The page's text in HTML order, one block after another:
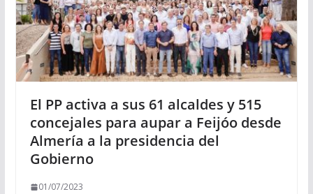
El PP activa a sus 61 alcaldes y 515
concejales para aupar a Feijóo desde
Almería a la presidencia del
Gobierno
01/07/2023